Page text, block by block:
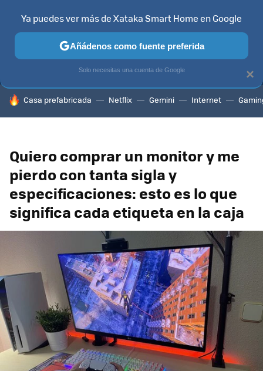
MENÚ NUEVO
CONTENIDOS SMART TV
HOY SE HABLA DE
Casa prefabricada Netflix Gemini Internet
Quiero comprar un monitor y me
pierdo con tanta sigla y
especificaciones: esto es lo que
significa cada etiqueta en la caja
×
Ya puedes ver más de Xataka Smart Home en Google
Añádenos como fuente preferida
Solo necesitas una cuenta de Google